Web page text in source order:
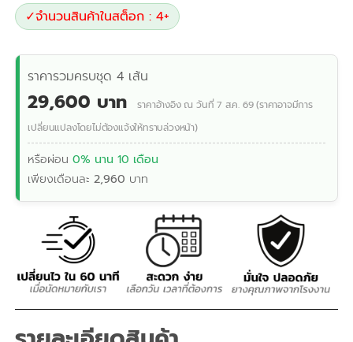
✓จำนวนสินค้าในสต็อก : 4+
ราคารวมครบชุด 4 เส้น
29,600 บาท
ราคาอ้างอิง ณ วันที่ 7 ส.ค. 69 (ราคาอาจมีการ
เปลี่ยนแปลงโดยไม่ต้องแจ้งให้ทราบล่วงหน้า)
หรือผ่อน0% นาน 10 เดือน
เพียงเดือนละ2,960 บาท